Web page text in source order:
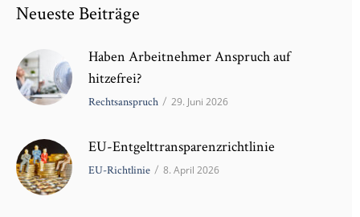
Neueste Beiträge
Haben Arbeitnehmer Anspruch auf
hitzefrei?
Rechtsanspruch / 29. Juni 2026
EU-Entgelttransparenzrichtlinie
EU-Richtlinie / 8. April 2026